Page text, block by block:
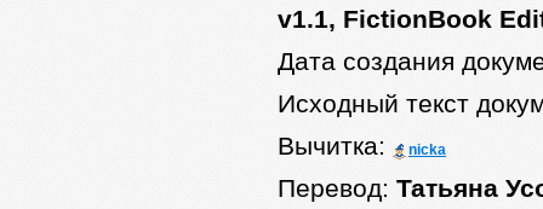
v1.1, FictionBook
Дата создания
Исходный текст
Вычитка:
nicka
Перевод: Татьяна